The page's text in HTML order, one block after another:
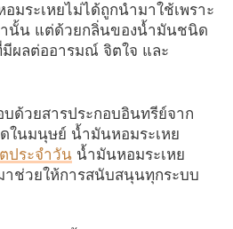
อมระเหยไม่ได้ถูกนำมาใช้เพราะ
านั้น แต่ด้วยกลิ่นของน้ำมันชนิด
ผลต่ออารมณ์ จิตใจ และ
ด้วยสารประกอบอินทรีย์จาก
ในมนุษย์ น้ำมันหอมระเหย
ประจำวัน น้ำมันหอมระเหย
าช่วยให้การสนับสนุนทุกระบบ